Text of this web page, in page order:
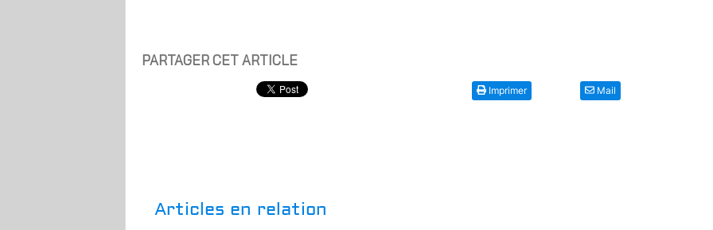
PARTAGER CET ARTICLE
Imprimer Mail
Articles en relation